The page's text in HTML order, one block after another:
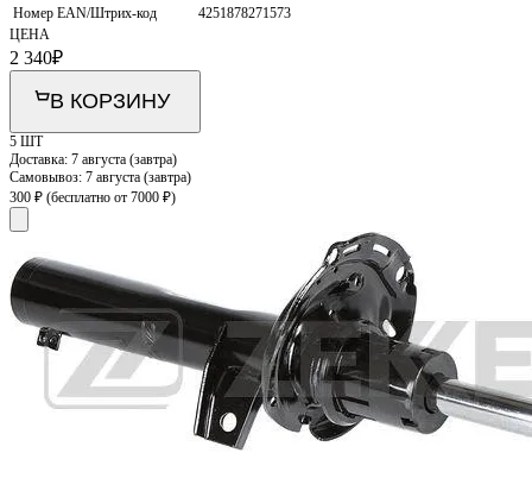
Номер EAN/Штрих-код
4251878271573
ЦЕНА
2 340₽
В КОРЗИНУ
5 ШТ
Доставка: 7 августа (завтра)
Самовывоз: 7 августа (завтра)
300 ₽ (бесплатно от 7000 ₽)